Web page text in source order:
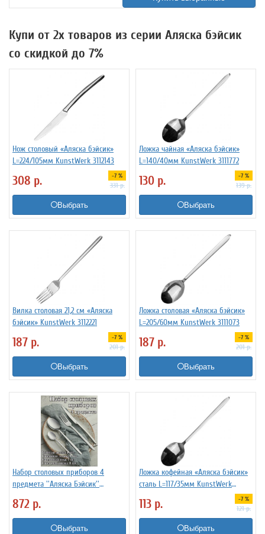
Купи от 2х товаров из серии Аляска бэйсик
со скидкой до 7%
Нож столовый «Аляска бэйсик»
L=224/105мм KunstWerk 3112143
308 р. -7 %
331р.
Выбрать
Ложка чайная «Аляска бэйсик»
L=140/40мм KunstWerk 3111772
130 р. -7 %
139р.
Выбрать
Вилка столовая 21,2 см «Аляска
бэйсик» KunstWerk 3112221
187 р. -7 %
201р.
Выбрать
Ложка столовая «Аляска бэйсик»
L=205/60мм KunstWerk 3111073
187 р. -7 %
201р.
Выбрать
Набор столовых приборов 4
предмета ''Аляска Бэйсик''
872 р.
Выбрать
Ложка кофейная «Аляска бэйсик»
сталь L=117/35мм KunstWerk
113 р. -7 %
121р.
Выбрать